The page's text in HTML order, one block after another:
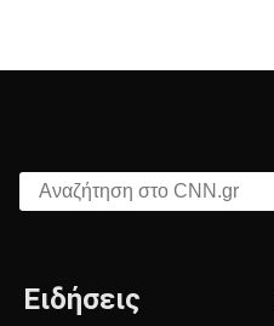
Αναζήτηση στο CNN.gr
Ειδήσεις